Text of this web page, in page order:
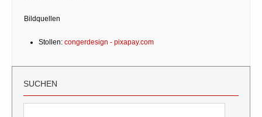
Bildquellen
Stollen: congerdesign - pixapay.com
SUCHEN